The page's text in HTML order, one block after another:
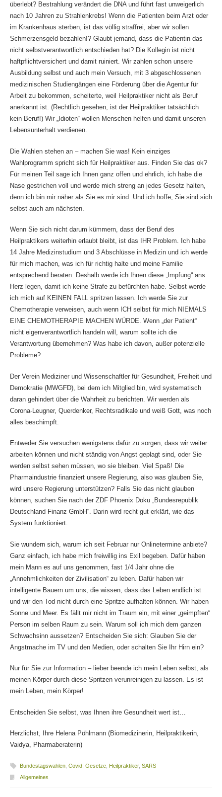
überlebt? Bestrahlung verändert die DNA und führt fast unweigerlich
nach 10 Jahren zu Strahlenkrebs! Wenn die Patienten beim Arzt oder
im Krankenhaus sterben, ist das völlig straffrei, aber wir sollen
Schmerzensgeld bezahlen!? Glaubt jemand, dass die Patientin das
nicht selbstverantwortlich entschieden hat? Die Kollegin ist nicht
haftpflichtversichert und damit ruiniert. Wir zahlen schon unsere
Ausbildung selbst und auch mein Versuch, mit 3 abgeschlossenen
medizinischen Studiengängen eine Förderung über die Agentur für
Arbeit zu bekommen, scheiterte, weil Heilpraktiker nicht als Beruf
anerkannt ist. (Rechtlich gesehen, ist der Heilpraktiker tatsächlich
kein Beruf!) Wir „Idioten“ wollen Menschen helfen und damit unseren
Lebensunterhalt verdienen.
Die Wahlen stehen an – machen Sie was! Kein einziges
Wahlprogramm spricht sich für Heilpraktiker aus. Finden Sie das ok?
Für meinen Teil sage ich Ihnen ganz offen und ehrlich, ich habe die
Nase gestrichen voll und werde mich streng an jedes Gesetz halten,
denn ich bin mir näher als Sie es mir sind. Und ich hoffe, Sie sind sich
selbst auch am nächsten.
Wenn Sie sich nicht darum kümmern, dass der Beruf des
Heilpraktikers weiterhin erlaubt bleibt, ist das IHR Problem. Ich habe
14 Jahre Medizinstudium und 3 Abschlüsse in Medizin und ich werde
für mich machen, was ich für richtig halte und meine Familie
entsprechend beraten. Deshalb werde ich Ihnen diese „Impfung“ ans
Herz legen, damit ich keine Strafe zu befürchten habe. Selbst werde
ich mich auf KEINEN FALL spritzen lassen. Ich werde Sie zur
Chemotherapie verweisen, auch wenn ICH selbst für mich NIEMALS
EINE CHEMOTHERAPIE MACHEN WÜRDE. Wenn „der Patient“
nicht eigenverantwortlich handeln will, warum sollte ich die
Verantwortung übernehmen? Was habe ich davon, außer potenzielle
Probleme?
Der Verein Mediziner und Wissenschaftler für Gesundheit, Freiheit und
Demokratie (MWGFD), bei dem ich Mitglied bin, wird systematisch
daran gehindert über die Wahrheit zu berichten. Wir werden als
Corona-Leugner, Querdenker, Rechtsradikale und weiß Gott, was noch
alles beschimpft.
Entweder Sie versuchen wenigstens dafür zu sorgen, dass wir weiter
arbeiten können und nicht ständig von Angst geplagt sind, oder Sie
werden selbst sehen müssen, wo sie bleiben. Viel Spaß! Die
Pharmaindustrie finanziert unsere Regierung, also was glauben Sie,
wird unsere Regierung unterstützen? Falls Sie das nicht glauben
können, suchen Sie nach der ZDF Phoenix Doku „Bundesrepublik
Deutschland Finanz GmbH“. Darin wird recht gut erklärt, wie das
System funktioniert.
Sie wundern sich, warum ich seit Februar nur Onlinetermine anbiete?
Ganz einfach, ich habe mich freiwillig ins Exil begeben. Dafür haben
mein Mann es auf uns genommen, fast 1/4 Jahr ohne die
„Annehmlichkeiten der Zivilisation“ zu leben. Dafür haben wir
intelligente Bauern um uns, die wissen, dass das Leben endlich ist
und wir den Tod nicht durch eine Spritze aufhalten können. Wir haben
Sonne und Meer. Es fällt mir nicht im Traum ein, mit einer „geimpften“
Person im selben Raum zu sein. Warum soll ich mich dem ganzen
Schwachsinn aussetzen? Entscheiden Sie sich: Glauben Sie der
Angstmache im TV und den Medien, oder schalten Sie Ihr Hirn ein?
Nur für Sie zur Information – lieber beende ich mein Leben selbst, als
meinen Körper durch diese Spritzen verunreinigen zu lassen. Es ist
mein Leben, mein Körper!
Entscheiden Sie selbst, was Ihnen ihre Gesundheit wert ist…
Herzlichst, Ihre Helena Pöhlmann (Biomedizinerin, Heilpraktikerin,
Vaidya, Pharmaberaterin)
Bundestagswahlen, Covid, Gesetze, Heilpraktiker, SARS
Allgemeines